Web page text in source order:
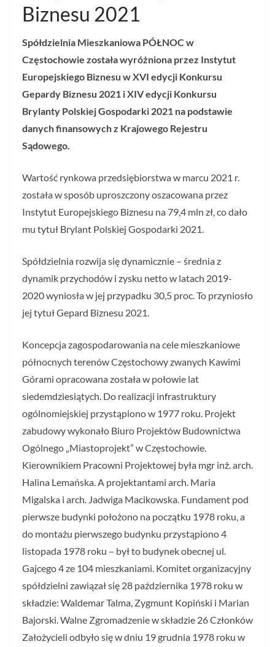
Biznesu 2021
Spółdzielnia Mieszkaniowa PÓŁNOC w
Częstochowie została wyróżniona przez Instytut
Europejskiego Biznesu w XVI edycji Konkursu
Gepardy Biznesu 2021 i XIV edycji Konkursu
Brylanty Polskiej Gospodarki 2021 na podstawie
danych finansowych z Krajowego Rejestru
Sądowego.
Wartość rynkowa przedsiębiorstwa w marcu 2021 r.
została w sposób uproszczony oszacowana przez
Instytut Europejskiego Biznesu na 79,4 mln zł, co dało
mu tytuł Brylant Polskiej Gospodarki 2021.
Spółdzielnia rozwija się dynamicznie – średnia z
dynamik przychodów i zysku netto w latach 2019-
2020 wyniosła w jej przypadku 30,5 proc. To przyniosło
jej tytuł Gepard Biznesu 2021.
Koncepcja zagospodarowania na cele mieszkaniowe
północnych terenów Częstochowy zwanych Kawimi
Górami opracowana została w połowie lat
siedemdziesiątych. Do realizacji infrastruktury
ogólnomiejskiej przystąpiono w 1977 roku. Projekt
zabudowy wykonało Biuro Projektów Budownictwa
Ogólnego „Miastoprojekt” w Częstochowie.
Kierownikiem Pracowni Projektowej była mgr inż. arch.
Halina Lemańska. A projektantami arch. Maria
Migalska i arch. Jadwiga Macikowska. Fundament pod
pierwsze budynki położono na początku 1978 roku, a
do montażu pierwszego budynku przystąpiono 4
listopada 1978 roku – był to budynek obecnej ul.
Gajcego 4 ze 104 mieszkaniami. Komitet organizacyjny
spółdzielni zawiązał się 28 października 1978 roku w
składzie: Waldemar Talma, Zygmunt Kopiński i Marian
Bajorski. Walne Zgromadzenie w składzie 26 Członków
Założycieli odbyło się w dniu 19 grudnia 1978 roku w